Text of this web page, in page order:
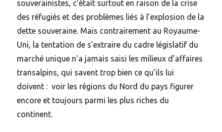
souverainistes, c’était surtout en raison de la crise
des réfugiés et des problèmes liés à l’explosion de la
dette souveraine. Mais contrairement au Royaume-
Uni, la tentation de s’extraire du cadre législatif du
marché unique n’a jamais saisi les milieux d’affaires
transalpins, qui savent trop bien ce qu’ils lui
doivent : voir les régions du Nord du pays figurer
encore et toujours parmi les plus riches du
continent.